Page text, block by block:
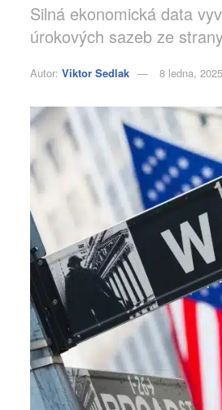
Silná ekonomická data
úrokových sazeb ze
Autor: Viktor Sedlak 8 ledna, 2025